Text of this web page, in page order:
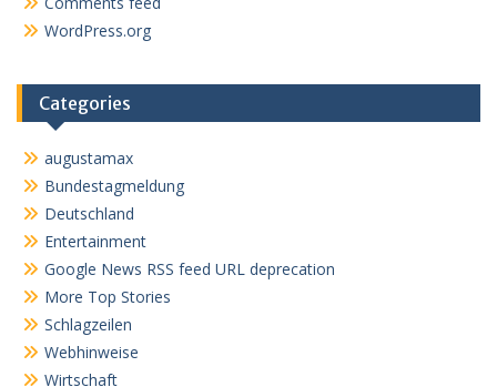
WordPress.org
Categories
augustamax
Bundestagmeldung
Deutschland
Entertainment
Google News RSS feed URL deprecation
More Top Stories
Schlagzeilen
Webhinweise
Wirtschaft